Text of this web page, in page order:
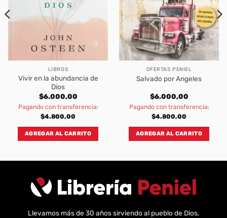
LIBROS
Vivir en la abundancia de
Dios
$6.000,00
Pagando con transferencia:
$4.800,00
AGREGAR AL CARRITO
OFERTAS PENIEL
Salvado por Angeles
$6.000,00
Pagando con transferencia:
$4.800,00
AGREGAR AL CARRITO
Llevamos más de 30 años sirviendo al pueblo de Dios,